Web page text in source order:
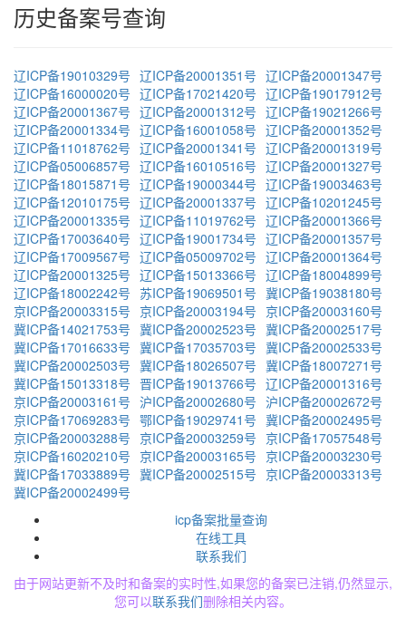
历史备案号查询
辽ICP备19010329号 辽ICP备20001351号 辽ICP备20001347号
辽ICP备16000020号 辽ICP备17021420号 辽ICP备19017912号
辽ICP备20001367号 辽ICP备20001312号 辽ICP备19021266号
辽ICP备20001334号 辽ICP备16001058号 辽ICP备20001352号
辽ICP备11018762号 辽ICP备20001341号 辽ICP备20001319号
辽ICP备05006857号 辽ICP备16010516号 辽ICP备20001327号
辽ICP备18015871号 辽ICP备19000344号 辽ICP备19003463号
辽ICP备12010175号 辽ICP备20001337号 辽ICP备10201245号
辽ICP备20001335号 辽ICP备11019762号 辽ICP备20001366号
辽ICP备17003640号 辽ICP备19001734号 辽ICP备20001357号
辽ICP备17009567号 辽ICP备05009702号 辽ICP备20001364号
辽ICP备20001325号 辽ICP备15013366号 辽ICP备18004899号
辽ICP备18002242号 苏ICP备19069501号 冀ICP备19038180号
京ICP备20003315号 京ICP备20003194号 京ICP备20003160号
冀ICP备14021753号 冀ICP备20002523号 冀ICP备20002517号
冀ICP备17016633号 冀ICP备17035703号 冀ICP备20002533号
冀ICP备20002503号 冀ICP备18026507号 冀ICP备18007271号
冀ICP备15013318号 晋ICP备19013766号 辽ICP备20001316号
京ICP备20003161号 沪ICP备20002680号 沪ICP备20002672号
京ICP备17069283号 鄂ICP备19029741号 冀ICP备20002495号
京ICP备20003288号 京ICP备20003259号 京ICP备17057548号
京ICP备16020210号 京ICP备20003165号 京ICP备20003230号
冀ICP备17033889号 冀ICP备20002515号 京ICP备20003313号
冀ICP备20002499号
icp备案批量查询
在线工具
联系我们
由于网站更新不及时和备案的实时性,如果您的备案已注销,仍然显示,
您可以联系我们删除相关内容。